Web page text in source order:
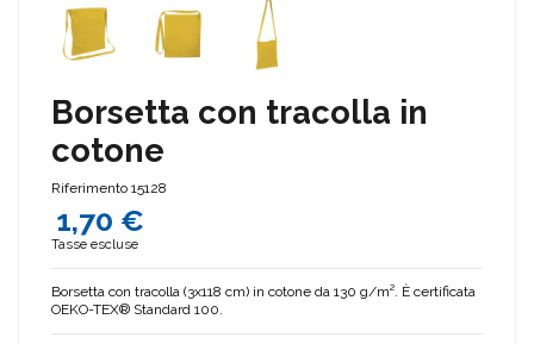
Borsetta con tracolla in
cotone
Riferimento 15128
1,70 €
Tasse escluse
Borsetta con tracolla (3x118 cm) in cotone da 130 g/m². È certificata
OEKO-TEX® Standard 100.